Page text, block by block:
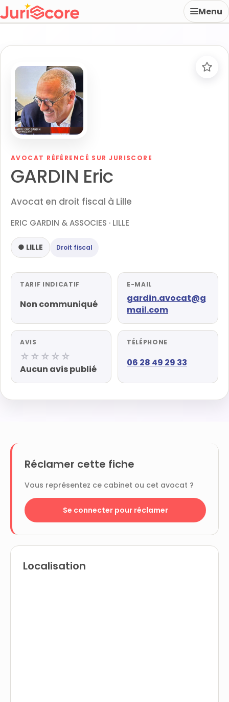
Menu
AVOCAT RÉFÉRENCÉ SUR JURISCORE
GARDIN Eric
Avocat en droit fiscal à Lille
ERIC GARDIN & ASSOCIES · LILLE
● LILLE Droit fiscal
TARIF INDICATIF
Non communiqué
E-MAIL
gardin.avocat@g
mail.com
AVIS
☆☆☆☆☆
Aucun avis publié
TÉLÉPHONE
06 28 49 29 33
Réclamer cette fiche
Vous représentez ce cabinet ou cet avocat ?
Se connecter pour réclamer
Localisation